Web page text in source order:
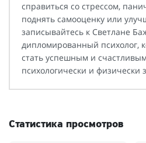
справиться со стрессом,
поднять самооценку или
записывайтесь к Светлане
дипломированный психолог,
стать успешным и
психологически и физически
Статистика просмотров